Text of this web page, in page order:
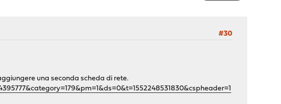
#30
una seconda scheda di rete.